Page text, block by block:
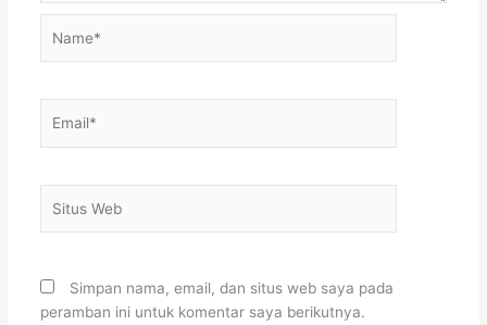
Web
Simpan nama, email, dan situs web saya pada
peramban ini untuk komentar saya berikutnya.